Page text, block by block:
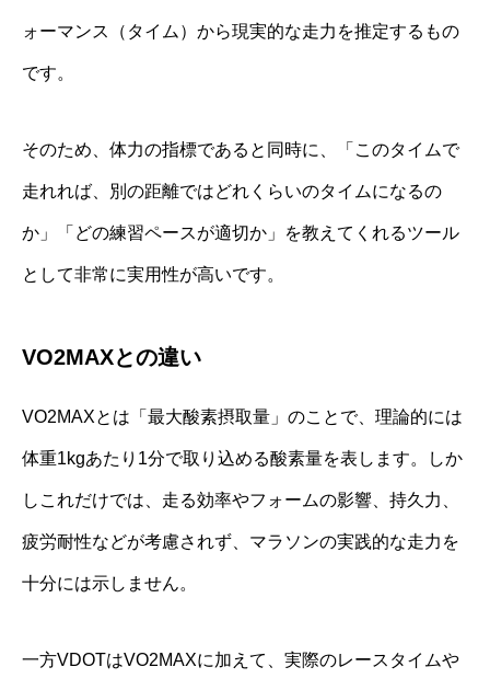
ォーマンス（タイム）から現実的な走力を推定するもの
です。
そのため、体力の指標であると同時に、「このタイムで
走れれば、別の距離ではどれくらいのタイムになるの
か」「どの練習ペースが適切か」を教えてくれるツール
として非常に実用性が高いです。
VO2MAXとの違い
VO2MAXとは「最大酸素摂取量」のことで、理論的には
体重1kgあたり1分で取り込める酸素量を表します。しか
しこれだけでは、走る効率やフォームの影響、持久力、
疲労耐性などが考慮されず、マラソンの実践的な走力を
十分には示しません。
一方VDOTはVO2MAXに加えて、実際のレースタイムや